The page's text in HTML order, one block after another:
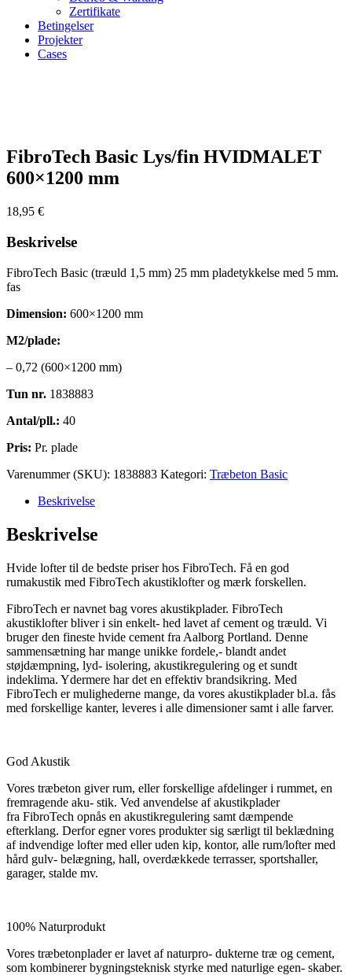
Zertifikate
Betingelser
Projekter
Cases
FibroTech Basic Lys/fin HVIDMALET
600×1200 mm
18,95 €
Beskrivelse
FibroTech Basic (træuld 1,5 mm) 25 mm pladetykkelse med 5 mm.
fas
Dimension: 600×1200 mm
M2/plade:
– 0,72 (600×1200 mm)
Tun nr. 1838883
Antal/pll.: 40
Pris: Pr. plade
Varenummer (SKU): 1838883 Kategori: Træbeton Basic
Beskrivelse
Beskrivelse
Hvide lofter til de bedste priser hos FibroTech. Få en god
rumakustik med FibroTech akustiklofter og mærk forskellen.
FibroTech er navnet bag vores akustikplader. FibroTech
akustiklofter bliver i sin enkelt- hed lavet af cement og træuld. Vi
bruger den fineste hvide cement fra Aalborg Portland. Denne
sammensætning har mange unikke fordele,- blandt andet
støjdæmpning, lyd- isolering, akustikregulering og et sundt
indeklima. Ydermere har det en effektiv brandsikring. Med
FibroTech er mulighederne mange, da vores akustikplader bl.a. fås
med forskellige kanter, leveres i alle dimensioner samt i alle farver.
God Akustik
Vores træbeton giver rum, eller forskellige afdelinger i rummet, en
fremragende aku- stik. Ved anvendelse af akustikplader
fra FibroTech opnås en akustikregulering samt dæmpende
efterklang. Derfor egner vores produkter sig særligt til beklædning
af indvendige lofter med eller uden kip, kontor, alle rum/lofter med
hård gulv- belægning, hall, overdækkede terrasser, sportshaller,
garager, stalde mv.
100% Naturprodukt
Vores træbetonplader er lavet af naturpro- dukterne træ og cement,
som kombinerer bygningsteknisk styrke med naturlige egen- skaber.